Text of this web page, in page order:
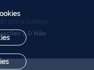
sob a licença
3.0 Não